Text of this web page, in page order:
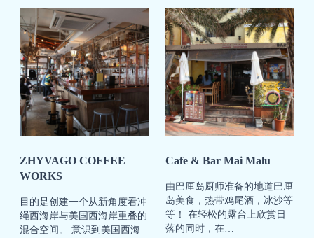
ZHYVAGO COFFEE
WORKS
目的是创建一个从新角度看冲
绳西海岸与美国西海岸重叠的
混合空间。 意识到美国西海
Cafe & Bar Mai Malu
由巴厘岛厨师准备的地道巴厘
岛美食，热带鸡尾酒，冰沙等
等！ 在轻松的露台上欣赏日
落的同时，在…